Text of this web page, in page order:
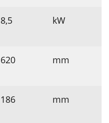
8,5 kW
620 mm
186 mm